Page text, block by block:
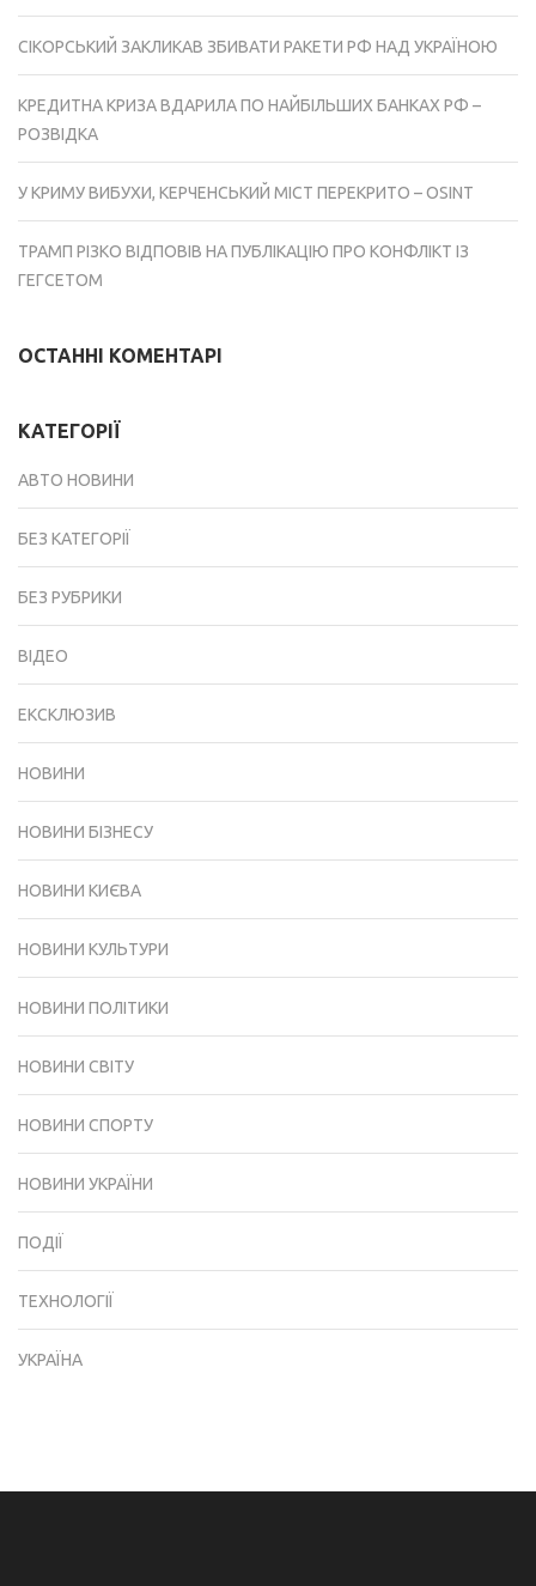
СІКОРСЬКИЙ ЗАКЛИКАВ ЗБИВАТИ РАКЕТИ РФ НАД УКРАЇНОЮ
КРЕДИТНА КРИЗА ВДАРИЛА ПО НАЙБІЛЬШИХ БАНКАХ РФ –
РОЗВІДКА
У КРИМУ ВИБУХИ, КЕРЧЕНСЬКИЙ МІСТ ПЕРЕКРИТО – OSINT
ТРАМП РІЗКО ВІДПОВІВ НА ПУБЛІКАЦІЮ ПРО КОНФЛІКТ ІЗ
ГЕГСЕТОМ
ОСТАННІ КОМЕНТАРІ
КАТЕГОРІЇ
АВТО НОВИНИ
БЕЗ КАТЕГОРІЇ
БЕЗ РУБРИКИ
ВІДЕО
ЕКСКЛЮЗИВ
НОВИНИ
НОВИНИ БІЗНЕСУ
НОВИНИ КИЄВА
НОВИНИ КУЛЬТУРИ
НОВИНИ ПОЛІТИКИ
НОВИНИ СВІТУ
НОВИНИ СПОРТУ
НОВИНИ УКРАЇНИ
ПОДІЇ
ТЕХНОЛОГІЇ
УКРАЇНА